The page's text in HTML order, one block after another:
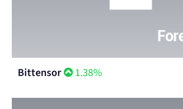
Bittensor 1.38%